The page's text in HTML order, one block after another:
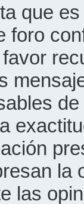
que
foro
la
las